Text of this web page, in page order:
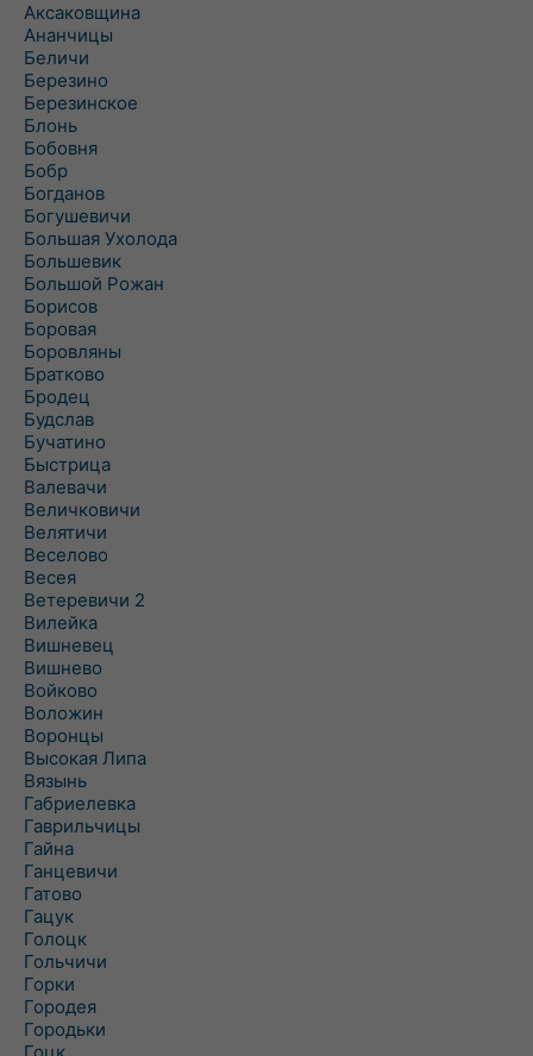
Аксаковщина
Ананчицы
Беличи
Березино
Березинское
Блонь
Бобовня
Бобр
Богданов
Богушевичи
Большая Ухолода
Большевик
Большой Рожан
Борисов
Боровая
Боровляны
Братково
Бродец
Будслав
Бучатино
Быстрица
Валевачи
Величковичи
Велятичи
Веселово
Весея
Ветеревичи 2
Вилейка
Вишневец
Вишнево
Войково
Воложин
Воронцы
Высокая Липа
Вязынь
Габриелевка
Гаврильчицы
Гайна
Ганцевичи
Гатово
Гацук
Голоцк
Гольчичи
Горки
Городея
Городьки